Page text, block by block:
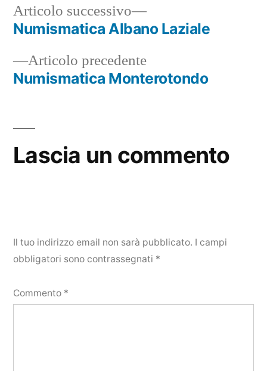
Navigazione
articoli
Articolo precedenteArticolo
precedente:
Numismatica Monterotondo
Articolo successivo
Articolo
successivo:
Numismatica Albano Laziale
Lascia un commento
Il tuo indirizzo email non sarà pubblicato. I campi
obbligatori sono contrassegnati *
Commento *